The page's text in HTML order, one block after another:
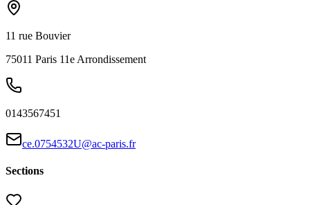
11 rue Bouvier
75011 Paris 11e Arrondissement
0143567451
ce.0754532U@ac-paris.fr
Sections